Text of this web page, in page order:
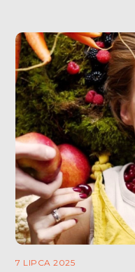
7 LIPCA 2025